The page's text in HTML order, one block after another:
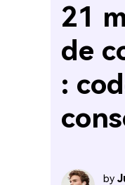
21
de
:
by